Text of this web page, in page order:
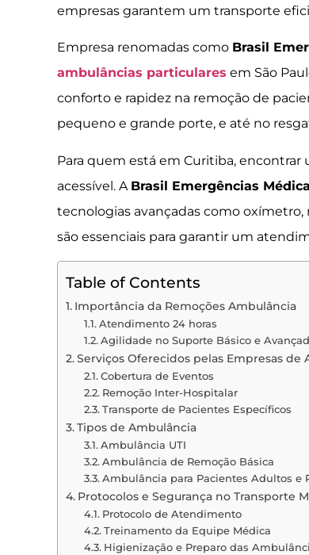
empresas garantem um transporte
Empresa renomadas como Brasil
ambulâncias particulares em São
conforto e rapidez na remoção de
pequeno e grande porte, e até no
Para quem está em Curitiba,
acessível. A Brasil Emergências
tecnologias avançadas como
são essenciais para garantir um
Table of Contents
Importância da Remoções Ambulância
Atendimento 24 horas
Agilidade no Suporte Básico e
Serviços Oferecidos pelas Empresas de
Cobertura de Eventos
Remoção Inter-Hospitalar
Transporte de Pacientes Específicos
Tipos de Ambulância
Ambulância UTI
Ambulância de Remoção Básica
Ambulância para Pacientes Adultos e
Protocolos e Segurança no Transporte
Protocolo de Atendimento
Treinamento da Equipe Médica
Higienização e Preparo das